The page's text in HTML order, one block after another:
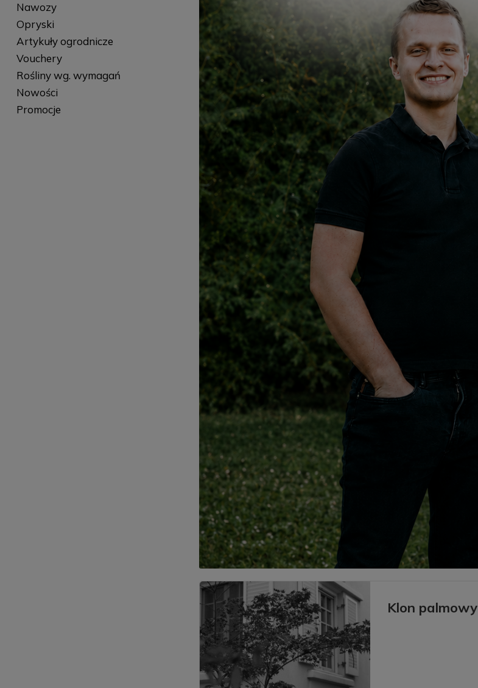
Nawozy
Opryski
Artykuły ogrodnicze
Vouchery
Rośliny wg. wymagań
Nowości
Promocje
Klon palmowy